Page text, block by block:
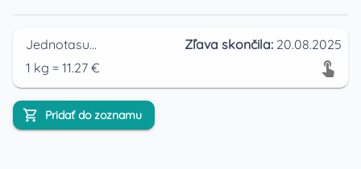
Jednotasupermarket Zľava skončila: 20.08.2025
1 kg = 11.27 €
Pridať do zoznamu